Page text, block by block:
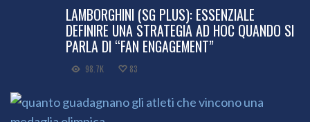
LAMBORGHINI (SG PLUS): ESSENZIALE
DEFINIRE UNA STRATEGIA AD HOC QUANDO SI
PARLA DI “FAN ENGAGEMENT”
98.7K 83